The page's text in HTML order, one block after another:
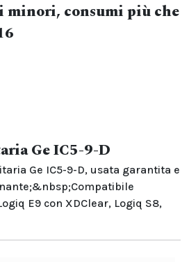
minori, consumi più che
Ge IC5-9-D
Ge IC5-9-D, usata garantita e
E9 con XDClear, Logiq S8,